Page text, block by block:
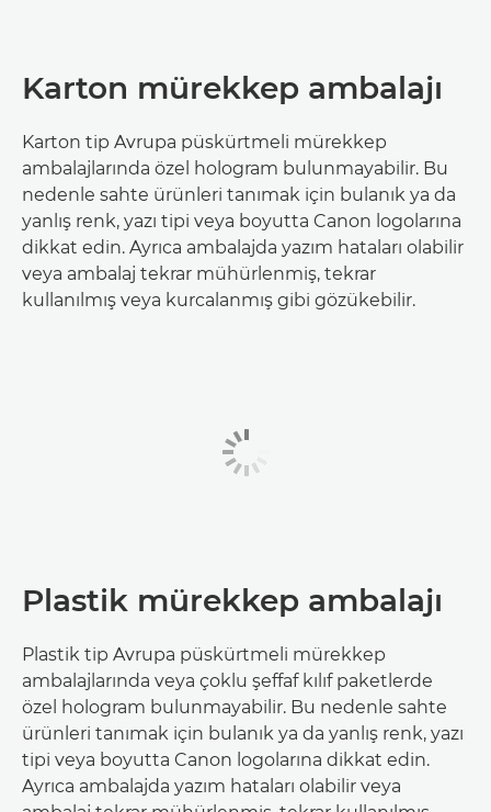
Karton mürekkep ambalajı
Karton tip Avrupa püskürtmeli mürekkep
ambalajlarında özel hologram bulunmayabilir. Bu
nedenle sahte ürünleri tanımak için bulanık ya da
yanlış renk, yazı tipi veya boyutta Canon logolarına
dikkat edin. Ayrıca ambalajda yazım hataları olabilir
veya ambalaj tekrar mühürlenmiş, tekrar
kullanılmış veya kurcalanmış gibi gözükebilir.
Plastik mürekkep ambalajı
Plastik tip Avrupa püskürtmeli mürekkep
ambalajlarında veya çoklu şeffaf kılıf paketlerde
özel hologram bulunmayabilir. Bu nedenle sahte
ürünleri tanımak için bulanık ya da yanlış renk, yazı
tipi veya boyutta Canon logolarına dikkat edin.
Ayrıca ambalajda yazım hataları olabilir veya